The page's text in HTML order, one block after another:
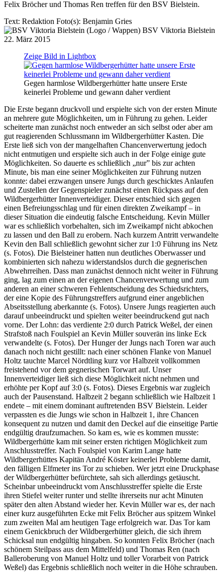
Felix Bröcher und Thomas Ren treffen für den BSV Bielstein.
Text: Redaktion Foto(s): Benjamin Gries
BSV Viktoria Bielstein
22. März 2015
Zeige Bild in Lightbox
Gegen harmlose Wildbergerhütter hatte unsere Erste
keinerlei Probleme und gewann daher verdient
Die Erste begann druckvoll und erspielte sich von der ersten Minute
an mehrere gute Möglichkeiten, um in Führung zu gehen. Leider
scheiterte man zunächst noch entweder an sich selbst oder aber am
gut reagierenden Schlussmann im Wildbergerhütter Kasten. Die
Erste ließ sich von der mangelhaften Chancenverwertung jedoch
nicht entmutigen und erspielte sich auch in der Folge einige gute
Möglichkeiten. So dauerte es schließlich „nur” bis zur achten
Minute, bis man eine seiner Möglichkeiten zur Führung nutzen
konnte: dabei erzwangen unsere Jungs durch geschicktes Anlaufen
und Zustellen der Gegenspieler zunächst einen Rückpass auf den
Wildbergerhütter Innenverteidiger. Dieser entschied sich gegen
einen Befreiungsschlag und für einen direkten Zweikampf – in
dieser Situation die eindeutig falsche Entscheidung. Kevin Müller
war es schließlich vorbehalten, sich im Zweikampf nicht abkochen
zu lassen und den Ball zu erobern. Nach kurzem Antritt verwandelte
Kevin den Ball schließlich gewohnt sicher zur 1:0 Führung ins Netz
(s. Fotos). Die Bielsteiner hatten nun deutliches Oberwasser und
kombinierten sich nahezu widerstandslos durch die gegnerischen
Abwehrreihen. Dass man zunächst dennoch nicht weiter in Führung
ging, lag zum einen an der eigenen Chancenverwertung und zum
anderen an einer schweren Fehlentscheidung des Schiedsrichters,
der eine Kopie des Führungstreffers aufgrund einer angeblichen
Abseitsstellung aberkannte (s. Fotos). Unsere Jungs reagierten auch
darauf unbeeindruckt und spielten weiter beeindruckend gut nach
vorne. Der Lohn: das verdiente 2:0 durch Patrick Weßel, der einen
Strafstoß nach Foulspiel an Kevin Müller souverän ins linke Eck
verwandelte (s. Fotos). Der Hunger der Jungs nach Toren war auch
danach noch nicht gestillt: nach einer schönen Flanke von Manuel
Holtz tauchte Marcel Nördtling kurz vor Halbzeit vollkommen
freistehend vor dem gegnerischen Torwart auf. Unser
Innenverteidiger ließ sich diese Möglichkeit nicht nehmen und
erhöhte per Kopf auf 3:0 (s. Fotos). Dieses Ergebnis war zugleich
auch der Pausenstand. Halbzeit 2 begann schließlich wie Halbzeit 1
endete – mit einem dominant auftretenden BSV Bielstein. Leider
verpassten es die Jungs wie schon in Halbzeit 1, ihre Chancen
konsequent zu nutzen und damit den Deckel auf die einseitige Partie
endgültig draufzumachen. So kam es, wie es kommen musste:
Wildbergerhütte kam mit seiner ersten richtigen Möglichkeit zum
Anschlusstreffer. Nach Foulspiel von Karim Lange hatte
Wildbergerhüttes Kapitän André Köster keinerlei Probleme damit,
den fälligen Elfmeter ins Tor zu schieben. Wer jetzt eine Druckphase
der Wildbergerhütter befürchtete, sah sich allerdings getäuscht.
Scheinbar unbeeindruckt vom Anschlusstreffer spielte die Erste
ihren Stiefel weiter runter und stellte ihrerseits nur acht Minuten
später den alten Abstand wieder her. Kevin Müller war es, der nach
einer kurz ausgeführten Ecke mit Felix Bröcher aus spitzem Winkel
zum zweiten Mal am heutigen Tage erfolgreich war. Das Tor kam
einem Genickbruch der Wildbergerhütter gleich, die sich ihrem
Schicksal nun endgültig hingaben. So konnten Felix Bröcher (nach
schönem Steilpass aus dem Mittelfeld) und Thomas Ren (nach
Balleroberung von Manuel Holtz und toller Vorarbeit von Patrick
Weßel) das Ergebnis schließlich noch weiter in die Höhe schrauben.